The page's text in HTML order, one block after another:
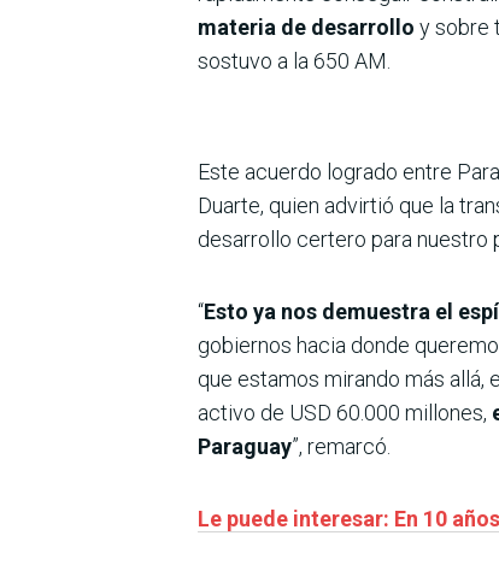
materia de desarrollo y sobre
sostuvo a la 650 AM.
Este acuerdo logrado entre
Duarte, quien advirtió que la
desarrollo certero para nuestro
“Esto ya nos demuestra el
gobiernos hacia donde
que estamos mirando más allá,
activo de USD 60.000 millones,
Paraguay”, remarcó.
Le puede interesar: En 10